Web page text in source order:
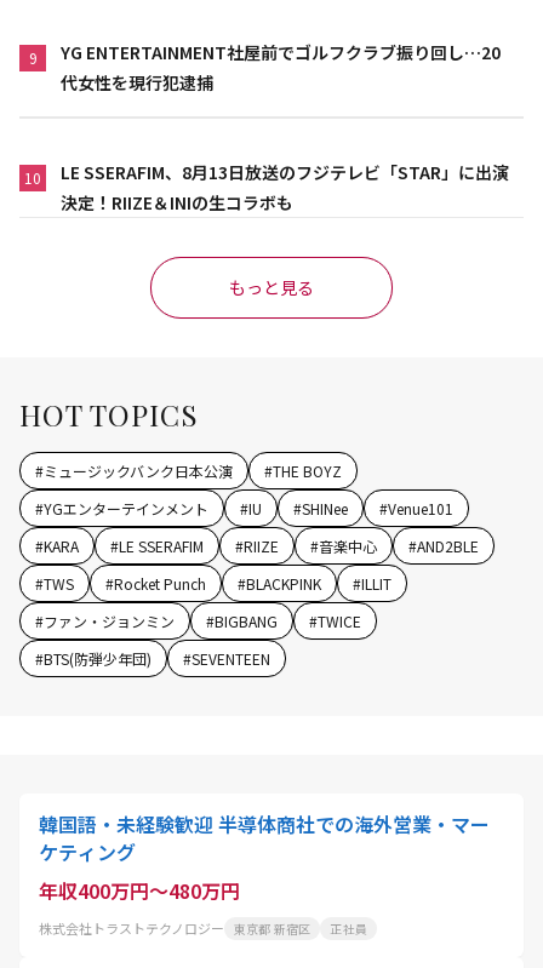
9
YG ENTERTAINMENT社屋前でゴルフクラブ振り回し…20
代女性を現行犯逮捕
10
LE SSERAFIM、8月13日放送のフジテレビ「STAR」に出演
決定！RIIZE＆INIの生コラボも
もっと見る
HOT TOPICS
#ミュージックバンク日本公演 #THE BOYZ
#YGエンターテインメント #IU #SHINee #Venue101
#KARA #LE SSERAFIM #RIIZE #音楽中心 #AND2BLE
#TWS #Rocket Punch #BLACKPINK #ILLIT
#ファン・ジョンミン #BIGBANG #TWICE
#BTS(防弾少年団) #SEVENTEEN
韓国語・未経験歓迎 半導体商社での海外営業・マー
ケティング
年収400万円～480万円
株式会社トラストテクノロジー 東京都 新宿区 正社員